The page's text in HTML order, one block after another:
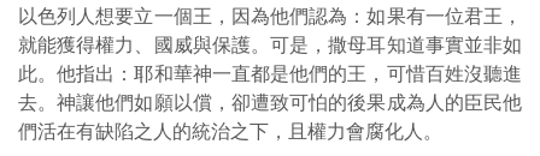
以色列人想要立一個王，因為他們認為：如果有一位君王，
就能獲得權力、國威與保護。可是，撒母耳知道事實並非如
此。他指出：耶和華神一直都是他們的王，可惜百姓沒聽進
去。神讓他們如願以償，卻遭致可怕的後果成為人的臣民他
們活在有缺陷之人的統治之下，且權力會腐化人。